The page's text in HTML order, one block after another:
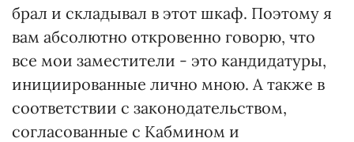
брал и складывал в этот шкаф. Поэтому я
вам абсолютно откровенно говорю, что
все мои заместители - это кандидатуры,
инициированные лично мною. А также в
соответствии с законодательством,
согласованные с Кабмином и